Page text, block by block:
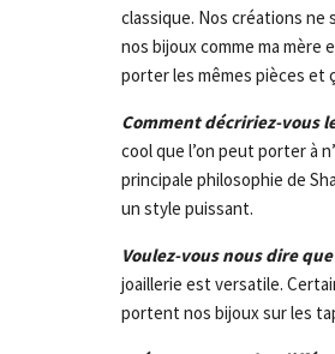
classique. Nos créations ne
nos bijoux comme ma
porter les mêmes pièces et
Comment décririez-vous
cool que l’on peut porter à
principale philosophie de
un style puissant.
Voulez-vous nous dire
joaillerie est versatile.
portent nos bijoux sur les